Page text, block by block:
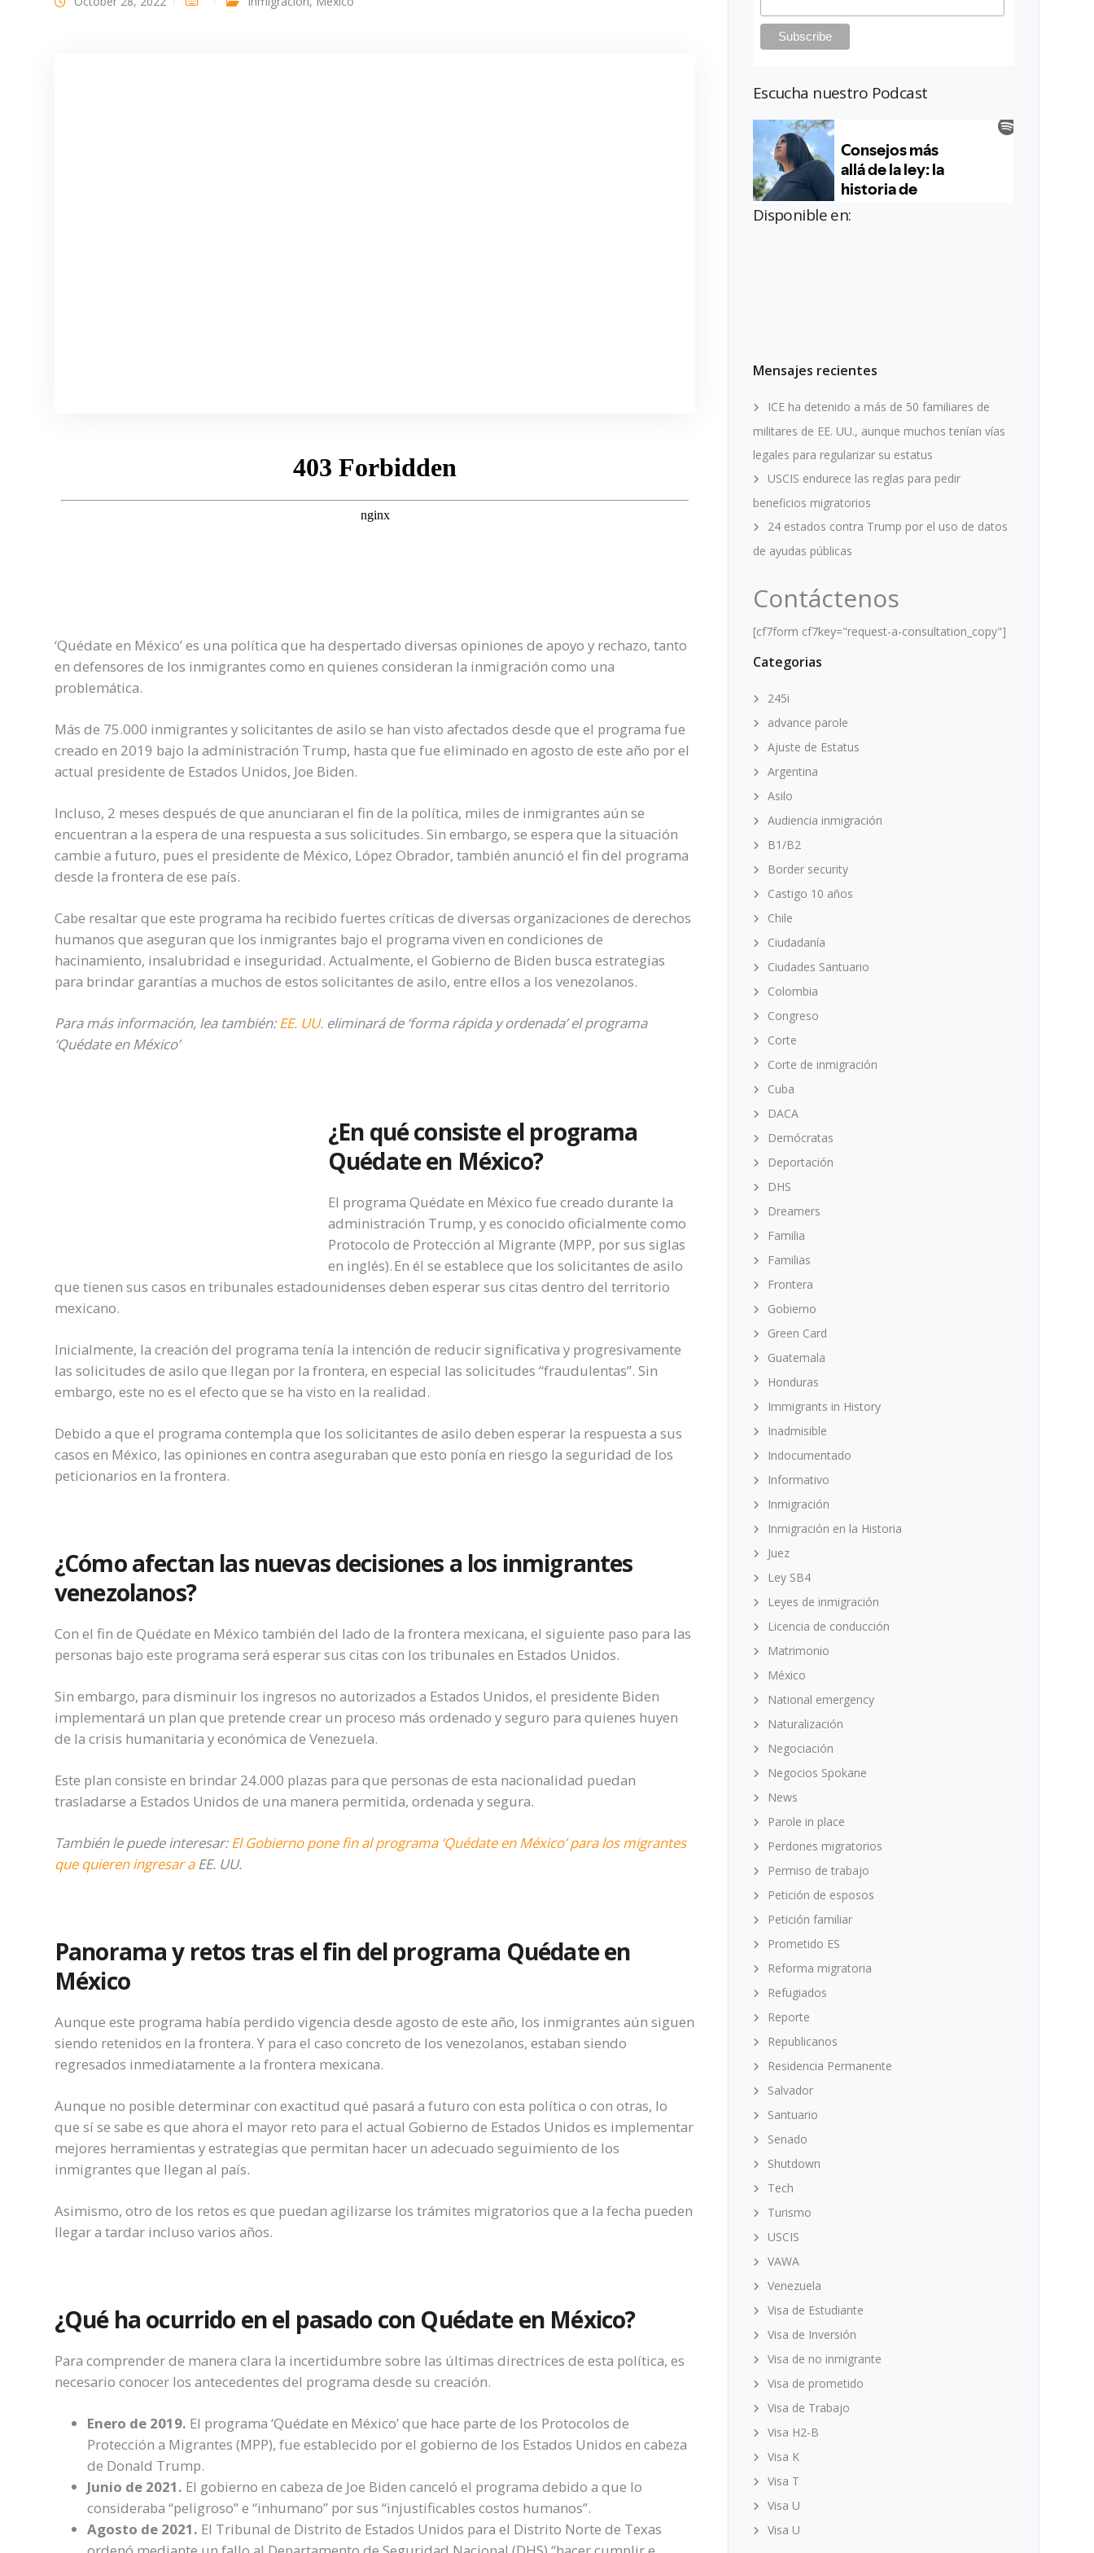
‘Quédate en México’ es una política que ha despertado diversas opiniones de apoyo y rechazo, tanto
en defensores de los inmigrantes como en quienes consideran la inmigración como una
problemática.
Más de 75.000 inmigrantes y solicitantes de asilo se han visto afectados desde que el programa fue
creado en 2019 bajo la administración Trump, hasta que fue eliminado en agosto de este año por el
actual presidente de Estados Unidos, Joe Biden.
Incluso, 2 meses después de que anunciaran el fin de la política, miles de inmigrantes aún se
encuentran a la espera de una respuesta a sus solicitudes. Sin embargo, se espera que la situación
cambie a futuro, pues el presidente de México, López Obrador, también anunció el fin del programa
desde la frontera de ese país.
Cabe resaltar que este programa ha recibido fuertes críticas de diversas organizaciones de derechos
humanos que aseguran que los inmigrantes bajo el programa viven en condiciones de
hacinamiento, insalubridad e inseguridad. Actualmente, el Gobierno de Biden busca estrategias
para brindar garantías a muchos de estos solicitantes de asilo, entre ellos a los venezolanos.
Para más información, lea también:EE. UU. eliminará de ‘forma rápida y ordenada’ el programa
‘Quédate en México’
¿En qué consiste el programa
Quédate en México?
El programa Quédate en México fue creado durante la
administración Trump, y es conocido oficialmente como
Protocolo de Protección al Migrante (MPP, por sus siglas
en inglés). En él se establece que los solicitantes de asilo
que tienen sus casos en tribunales estadounidenses deben esperar sus citas dentro del territorio
mexicano.
Inicialmente, la creación del programa tenía la intención de reducir significativa y progresivamente
las solicitudes de asilo que llegan por la frontera, en especial las solicitudes “fraudulentas”. Sin
embargo, este no es el efecto que se ha visto en la realidad.
Debido a que el programa contempla que los solicitantes de asilo deben esperar la respuesta a sus
casos en México, las opiniones en contra aseguraban que esto ponía en riesgo la seguridad de los
peticionarios en la frontera.
¿Cómo afectan las nuevas decisiones a los inmigrantes
venezolanos?
Con el fin de Quédate en México también del lado de la frontera mexicana, el siguiente paso para las
personas bajo este programa será esperar sus citas con los tribunales en Estados Unidos.
Sin embargo, para disminuir los ingresos no autorizados a Estados Unidos, el presidente Biden
implementará un plan que pretende crear un proceso más ordenado y seguro para quienes huyen
de la crisis humanitaria y económica de Venezuela.
Este plan consiste en brindar 24.000 plazas para que personas de esta nacionalidad puedan
trasladarse a Estados Unidos de una manera permitida, ordenada y segura.
También le puede interesar: El Gobierno pone fin al programa ‘Quédate en México’ para los migrantes
que quieren ingresar aEE. UU.
Panorama y retos tras el fin del programa Quédate en
México
Aunque este programa había perdido vigencia desde agosto de este año, los inmigrantes aún siguen
siendo retenidos en la frontera. Y para el caso concreto de los venezolanos, estaban siendo
regresados inmediatamente a la frontera mexicana.
Aunque no posible determinar con exactitud qué pasará a futuro con esta política o con otras, lo
que sí se sabe es que ahora el mayor reto para el actual Gobierno de Estados Unidos es implementar
mejores herramientas y estrategias que permitan hacer un adecuado seguimiento de los
inmigrantes que llegan al país.
Asimismo, otro de los retos es que puedan agilizarse los trámites migratorios que a la fecha pueden
llegar a tardar incluso varios años.
¿Qué ha ocurrido en el pasado con Quédate en México?
Para comprender de manera clara la incertidumbre sobre las últimas directrices de esta política, es
necesario conocer los antecedentes del programa desde su creación.
Enero de 2019. El programa ‘Quédate en México’ que hace parte de los Protocolos de
Protección a Migrantes (MPP), fue establecido por el gobierno de los Estados Unidos en cabeza
de Donald Trump.
Junio de 2021. El gobierno en cabeza de Joe Biden canceló el programa debido a que lo
consideraba “peligroso” e “inhumano” por sus “injustificables costos humanos”.
Agosto de 2021. El Tribunal de Distrito de Estados Unidos para el Distrito Norte de Texas
Escucha nuestro Podcast
Disponible en:
Mensajes recientes
ICE ha detenido a más de 50 familiares de
militares de EE. UU., aunque muchos tenían vías
legales para regularizar su estatus
USCIS endurece las reglas para pedir
beneficios migratorios
24 estados contra Trump por el uso de datos
de ayudas públicas
Contáctenos
[cf7form cf7key="request-a-consultation_copy"]
Categorias
245i
advance parole
Ajuste de Estatus
Argentina
Asilo
Audiencia inmigración
B1/B2
Border security
Castigo 10 años
Chile
Ciudadanía
Ciudades Santuario
Colombia
Congreso
Corte
Corte de inmigración
Cuba
DACA
Demócratas
Deportación
DHS
Dreamers
Familia
Familias
Frontera
Gobierno
Green Card
Guatemala
Honduras
Immigrants in History
Inadmisible
Indocumentado
Informativo
Inmigración
Inmigración en la Historia
Juez
Ley SB4
Leyes de inmigración
Licencia de conducción
Matrimonio
México
National emergency
Naturalización
Negociación
Negocios Spokane
News
Parole in place
Perdones migratorios
Permiso de trabajo
Petición de esposos
Petición familiar
Prometido ES
Reforma migratoria
Refugiados
Reporte
Republicanos
Residencia Permanente
Salvador
Santuario
Senado
Shutdown
Tech
Turismo
USCIS
VAWA
Venezuela
Visa de Estudiante
Visa de Inversión
Visa de no inmigrante
Visa de prometido
Visa de Trabajo
Visa H2-B
Visa K
Visa T
Visa U
Visa U